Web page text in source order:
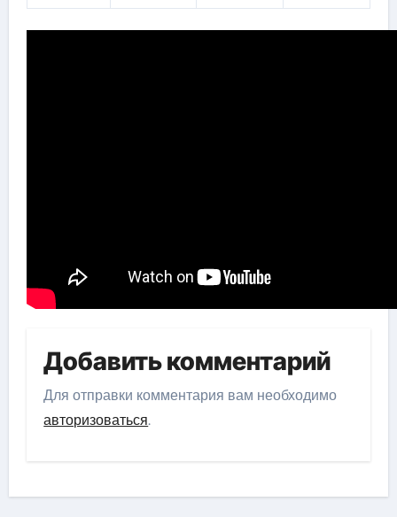
Добавить комментарий
Для отправки комментария вам необходимо
авторизоваться.